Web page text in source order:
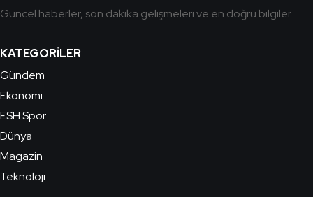
Güncel haberler, son dakika gelişmeleri ve en doğru bilgiler.
KATEGORILER
Gündem
Ekonomi
ESH Spor
Dünya
Magazin
Teknoloji